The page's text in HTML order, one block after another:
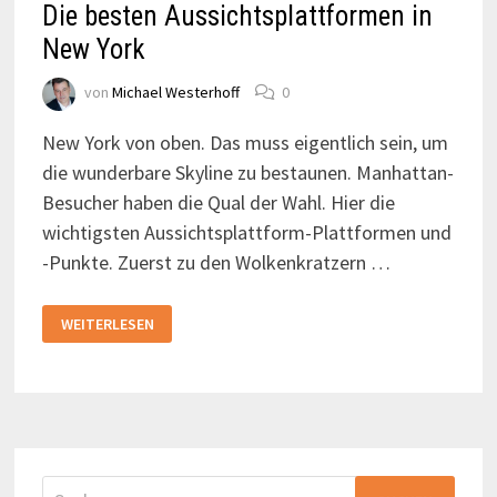
Die besten Aussichtsplattformen in
New York
von Michael Westerhoff 0
New York von oben. Das muss eigentlich sein, um
die wunderbare Skyline zu bestaunen. Manhattan-
Besucher haben die Qual der Wahl. Hier die
wichtigsten Aussichtsplattform-Plattformen und
-Punkte. Zuerst zu den Wolkenkratzern …
BESTEN
AUSSICHTSPLATTFORMEN
WEITERLESEN
Suchen